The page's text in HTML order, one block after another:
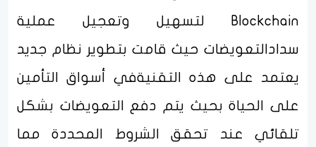
Blockchain لتسهيل وتعجيل عملية
سدادالتعويضات حيث قامت بتطوير نظام جديد
يعتمد على هذه التقنيةفي أسواق التأمين
على الحياة بحيث يتم دفع التعويضات بشكل
تلقائي عند تحقق الشروط المحددة مما